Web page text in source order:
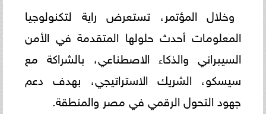
وخلال المؤتمر، تستعرض راية لتكنولوجيا
المعلومات أحدث حلولها المتقدمة في الأمن
السيبراني والذكاء الاصطناعي، بالشراكة مع
سيسكو، الشريك الاستراتيجي، بهدف دعم
جهود التحول الرقمي في مصر والمنطقة.